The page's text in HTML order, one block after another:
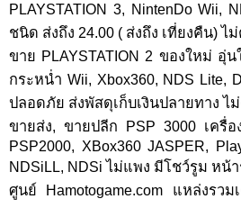
PLAYSTATION 3, NintenDo Wii,
ชนิด ส่งถึง 24.00 ( ส่งถึง เที่ยงคืน)
ขาย PLAYSTATION 2 ของใหม่ อุ่
กระหน่ำ Wii, Xbox360, NDS
ปลอดภัย ส่งพัสดุเก็บเงินปลายทาง ไ
ขายส่ง, ขายปลีก PSP 3000 เครื่
PSP2000, XBox360 JASPER,
NDSiLL, NDSi ไม่แพง มีโชว์รูม หน้
ศูนย์ Hamotogame.com แหล่งรว